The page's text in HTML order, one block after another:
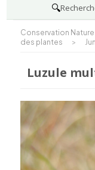
🔍
Conservation Nature
des plantes
>
Luzule